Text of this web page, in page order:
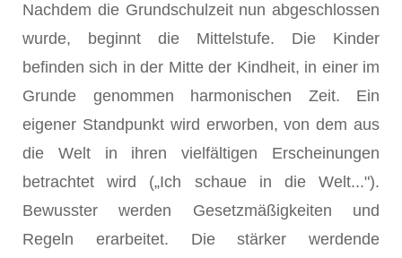
Nachdem die Grundschulzeit nun abgeschlossen
wurde, beginnt die Mittelstufe. Die Kinder
befinden sich in der Mitte der Kindheit, in einer im
Grunde genommen harmonischen Zeit. Ein
eigener Standpunkt wird erworben, von dem aus
die Welt in ihren vielfältigen Erscheinungen
betrachtet wird („Ich schaue in die Welt...").
Bewusster werden Gesetzmäßigkeiten und
Regeln erarbeitet. Die stärker werdende